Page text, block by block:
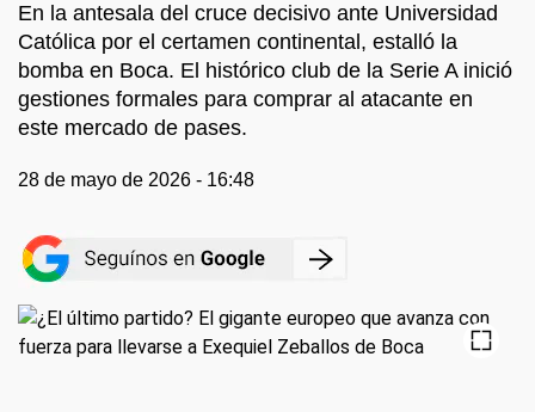
En la antesala del cruce decisivo ante Universidad
Católica por el certamen continental, estalló la
bomba en Boca. El histórico club de la Serie A inició
gestiones formales para comprar al atacante en
este mercado de pases.
28 de mayo de 2026 - 16:48